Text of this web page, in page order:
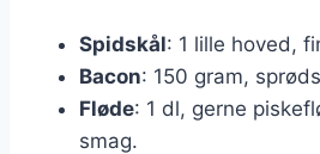
Spidskål: 1 lille hoved,
Bacon: 150 gram,
Fløde: 1 dl, gerne
smag.